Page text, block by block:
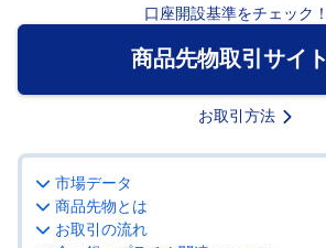
・
ン
商
先
物
口座開設基準をチェック！
商品先物取引サイト
お取引方法
市場データ
商品先物とは
お取引の流れ